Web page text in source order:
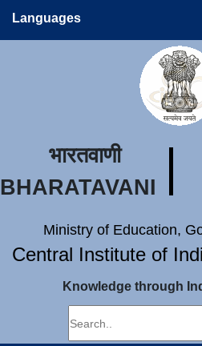
Languages
भारतवाणी
BHARATAVANI
Ministry of Education,
Central Institute of
Knowledge through